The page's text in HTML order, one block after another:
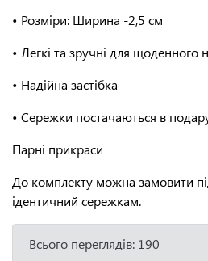
• Розміри: Ширина -2,5 см
• Легкі та зручні для щоденного
• Надійна застібка
• Сережки постачаються в
Парні прикраси
До комплекту можна замовити
ідентичний сережкам.
Всього переглядів: 190